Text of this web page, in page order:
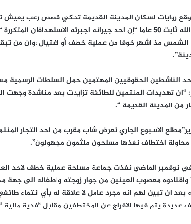
روايات لسكان المدينة القديمة تحكي قصص رعب يعيش
يقول عبدالله ثابت 50 عاما “إن احد جيرانه اجبرته
مذ اشهر خوفا من عملية خطف أو اغتيال ،وان من
الناشطين الحقوقيين المهتمين حمل السلطات الرسمية
“ان تهديدات المنتمين للطائفة تزايدت بعد مناشدة وجهت
من المدينة القديمة “.
الاسبوع الجاري تعرض شاب مقرب من احد التجار
محاولة اختطاف نفذها مسلحون ملثمون مجهولون”.
نوفمبر الماضي نفذت جماعة مسلحة عملية خطف لاحد
” واقتادوه معصوب العينين من جوار زوجته واطفاله الى
بعد ان تبين لهم انه مجرد عامل لا علاقة له بأي انتماء
عديدة يتم فيها الافراج عن المختطفين مقابل “فدية مالية